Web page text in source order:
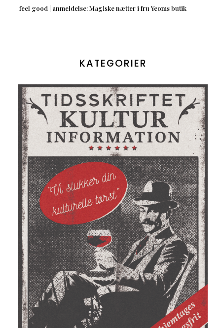
feel good | anmeldelse: Magiske nætter i fru Yeoms butik
KATEGORIER